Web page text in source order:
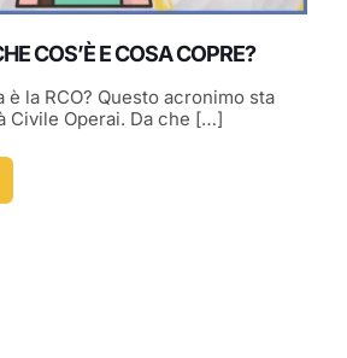
COS’È E COSA COPRE?
è la RCO? Questo acronimo sta
Civile Operai. Da che […]